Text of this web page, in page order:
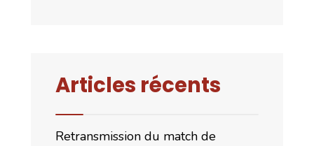
Articles récents
Retransmission du match de